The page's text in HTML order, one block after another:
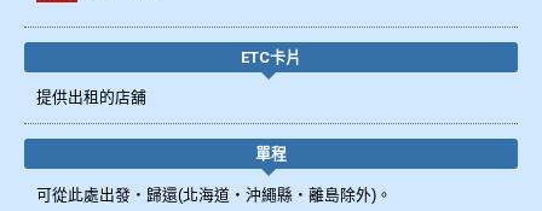
ETC卡片
提供出租的店舖
單程
可從此處出發・歸還(北海道・沖繩縣・離島除外)。